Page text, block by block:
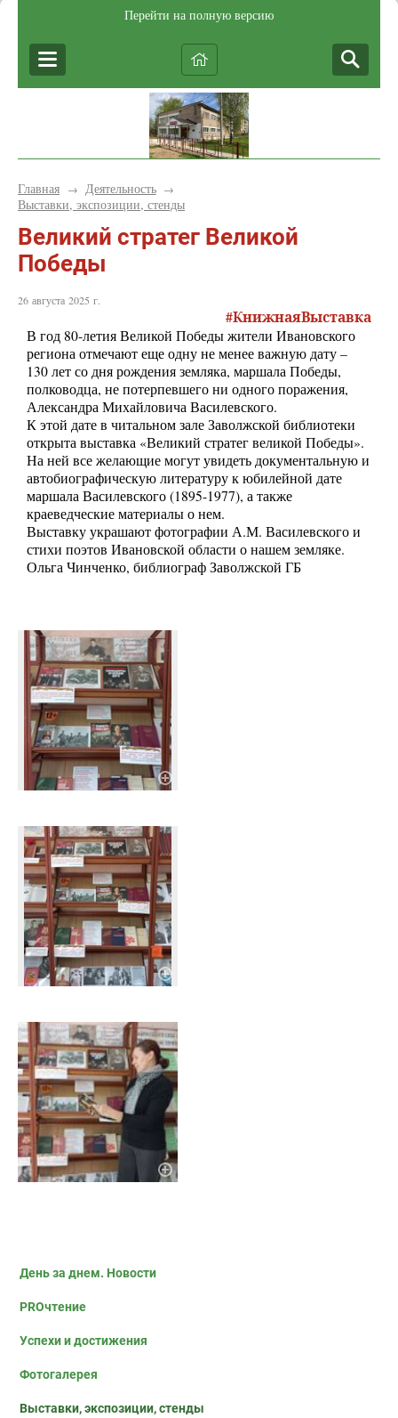
Перейти на полную версию
Главная → Деятельность →
Выставки, экспозиции, стенды
Великий стратег Великой
Победы
26 августа 2025 г.
#КнижнаяВыставка
В год 80-летия Великой Победы жители Ивановского
региона отмечают еще одну не менее важную дату –
130 лет со дня рождения земляка, маршала Победы,
полководца, не потерпевшего ни одного поражения,
Александра Михайловича Василевского.
К этой дате в читальном зале Заволжской библиотеки
открыта выставка «Великий стратег великой Победы».
На ней все желающие могут увидеть документальную и
автобиографическую литературу к юбилейной дате
маршала Василевского (1895-1977), а также
краеведческие материалы о нем.
Выставку украшают фотографии А.М. Василевского и
стихи поэтов Ивановской области о нашем земляке.
Ольга Чинченко, библиограф Заволжской ГБ
День за днем. Новости
PROчтение
Успехи и достижения
Фотогалерея
Выставки, экспозиции, стенды